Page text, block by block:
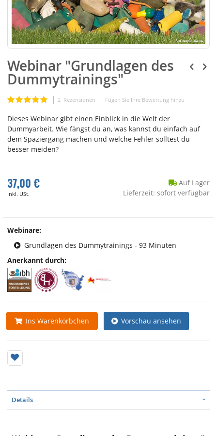
Webinar "Grundlagen des
Dummytrainings"
Bewertung: 2 Rezensionen Fügen Sie Ihre Bewertung hinzu
Dieses Webinar gibt einen Einblick in die Welt der
Dummyarbeit. Wie fängst du an, was kannst du einfach auf
dem Spaziergang machen und welche Fehler solltest du
besser meiden?
37,00 €
Inkl. USt.
Auf Lager
Lieferzeit: sofort verfügbar
Webinare:
Grundlagen des Dummytrainings - 93 Minuten
Anerkannt durch:
Ins Warenkörbchen Vorschau ansehen
Details